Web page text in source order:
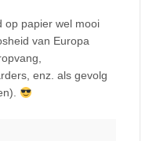
papier wel mooi
van Europa
enz. als gevolg